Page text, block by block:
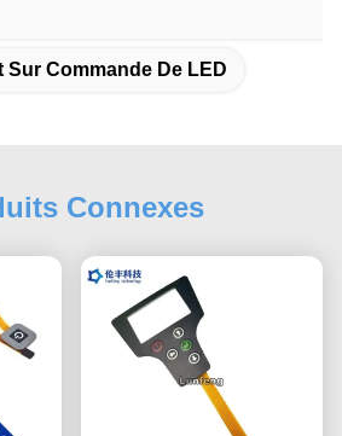
Sur Commande De LED
Connexes